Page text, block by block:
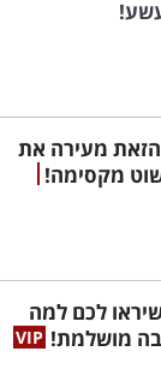
מעירה את
מקסימה!
שיראו לכם למה
מושלמת!